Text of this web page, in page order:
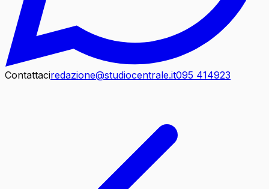
Contattaciredazione@studiocentrale.it095 414923